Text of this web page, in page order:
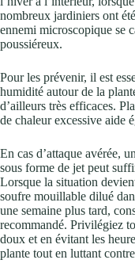
nombreux jardiniers ont
ennemi microscopique se
poussiéreux.
Pour les prévenir, il est
humidité autour de la
d’ailleurs très efficaces.
de chaleur excessive aide
En cas d’attaque avérée,
sous forme de jet peut
Lorsque la situation
soufre mouillable dilué
une semaine plus tard,
recommandé. Privilégiez
doux et en évitant les
plante tout en luttant